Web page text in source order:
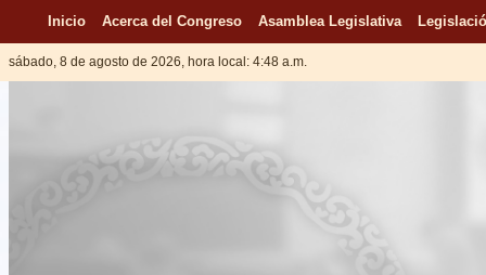
Inicio Acerca del Congreso Asamblea Legislativa
sábado, 8 de agosto de 2026, hora local: 4:48 a.m.